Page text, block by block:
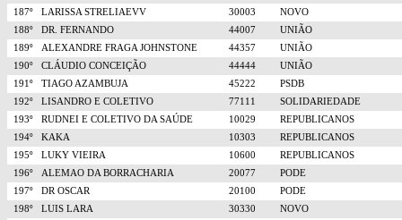
187º
LARISSA STRELIAEVV 30003
NOVO
188º
DR. FERNANDO 44007
UNIÃO
189º
ALEXANDRE FRAGA JOHNSTONE 44357
UNIÃO
190º
CLÁUDIO CONCEIÇÃO 44444
UNIÃO
191º
TIAGO AZAMBUJA 45222
PSDB
192º
LISANDRO E COLETIVO 77111
SOLIDARIEDADE
193º
RUDNEI E COLETIVO DA SAÚDE 10029
REPUBLICANOS
194º
KAKA 10303
REPUBLICANOS
195º
LUKY VIEIRA 10600
REPUBLICANOS
196º
ALEMAO DA BORRACHARIA 20077
PODE
197º
DR OSCAR 20100
PODE
198º
LUIS LARA 30330
NOVO